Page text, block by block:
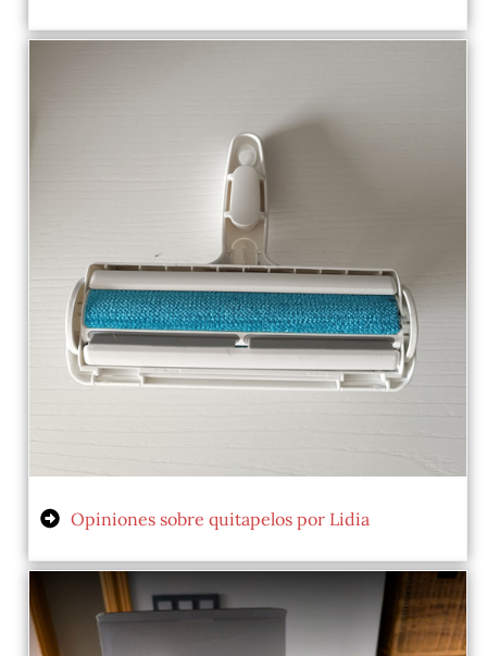
Opiniones sobre quitapelos por Lidia